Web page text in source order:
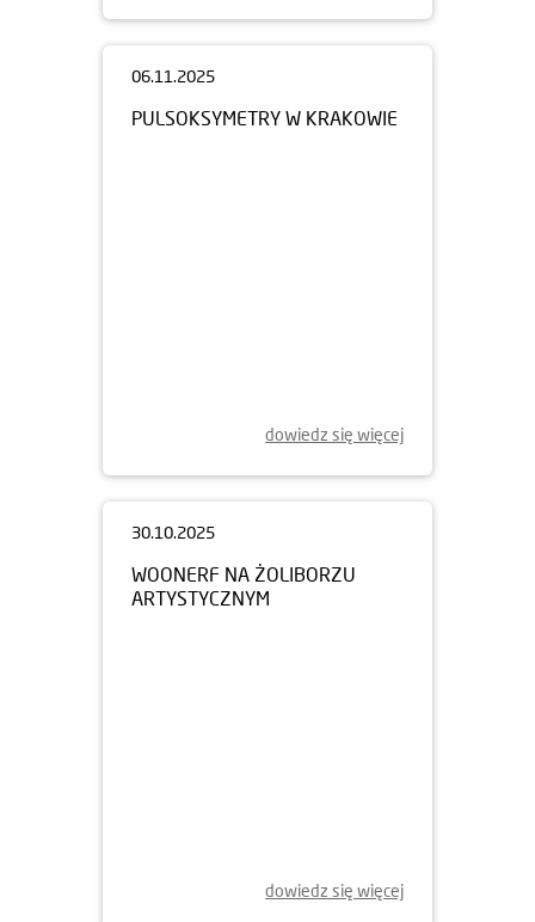
06.11.2025
PULSOKSYMETRY W KRAKOWIE
dowiedz się więcej
30.10.2025
WOONERF NA ŻOLIBORZU
ARTYSTYCZNYM
dowiedz się więcej